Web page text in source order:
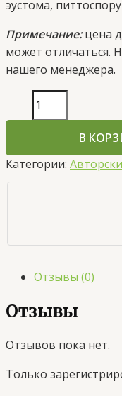
эустома,
Примечание: цена
может отличаться.
нашего менеджера.
В
Категории:
Отзывы (0)
Отзывы
Отзывов пока нет.
Только